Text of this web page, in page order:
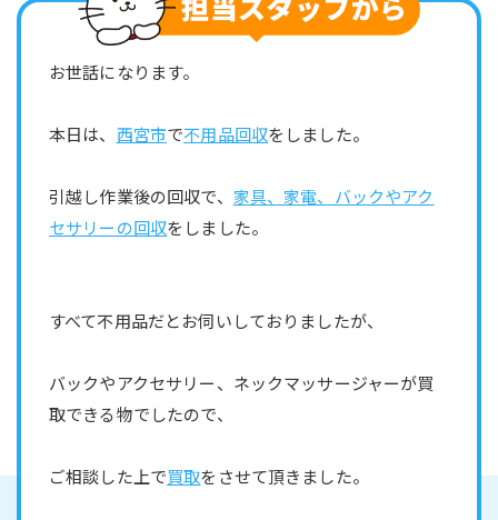
お世話になります。
本日は、 西宮市で不用品回収をしました。
引越し作業後の回収で、 家具、家電、バックやアク
セサリーの回収をしました。
すべて不用品だとお伺いしておりましたが、
バックやアクセサリー、ネックマッサージャーが買
取できる物でしたので、
ご相談した上で買取をさせて頂きました。